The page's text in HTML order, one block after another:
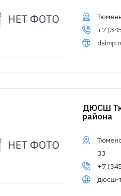
+7
ДЮСШ
района
33
+7
дюсш-